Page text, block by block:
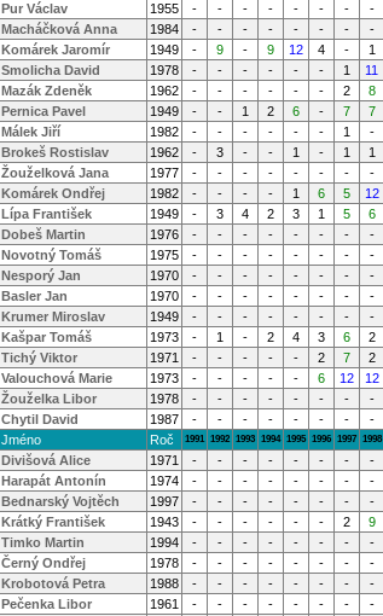
Pur Václav 1955 - - - - - - - -
Macháčková Anna 1984 - - - - - - - -
Komárek Jaromír 1949 - 9 - 9 12 4 - 1
Smolicha David 1978 - - - - - - 1 11
Mazák Zdeněk 1962 - - - - - - 2 8
Pernica Pavel 1949 - - 1 2 6 - 7 7
Málek Jiří 1982 - - - - - - 1 -
Brokeš Rostislav 1962 - 3 - - 1 - 1 1
Žouželková Jana 1977 - - - - - - - -
Komárek Ondřej 1982 - - - - 1 6 5 12
Lípa František 1949 - 3 4 2 3 1 5 6
Dobeš Martin 1976 - - - - - - - -
Novotný Tomáš 1975 - - - - - - - -
Nesporý Jan 1970 - - - - - - - -
Basler Jan 1970 - - - - - - - -
Krumer Miroslav 1949 - - - - - - - -
Kašpar Tomáš 1973 - 1 - 2 4 3 6 2
Tichý Viktor 1971 - - - - - 2 7 2
Valouchová Marie 1973 - - - - - 6 12 12
Žouželka Libor 1978 - - - - - - - -
Chytil David 1987 - - - - - - - -
Jméno Roč 1991 1992 1993 1994 1995 1996 1997 1998
Divišová Alice 1971 - - - - - - - -
Harapát Antonín 1974 - - - - - - - -
Bednarský Vojtěch 1997 - - - - - - - -
Krátký František 1943 - - - - - - 2 9
Timko Martin 1994 - - - - - - - -
Černý Ondřej 1978 - - - - - - - -
Krobotová Petra 1988 - - - - - - - -
Pečenka Libor 1961 - - - - - - - -